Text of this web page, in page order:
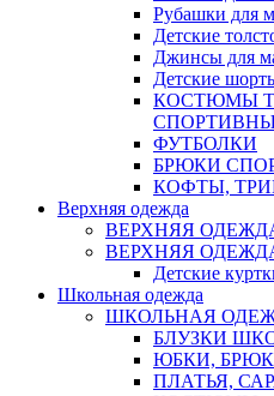
Рубашки для
Детские
Джинсы для
Детские
КОСТЮМЫ
ФУТБОЛКИ
БРЮКИ
КОФТЫ,
Верхняя одежда
ВЕРХНЯЯ
ВЕРХНЯЯ
Детские
Школьная одежда
ШКОЛЬНАЯ
БЛУЗКИ
ЮБКИ,
ПЛАТЬЯ,